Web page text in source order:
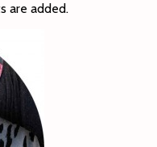
are added.